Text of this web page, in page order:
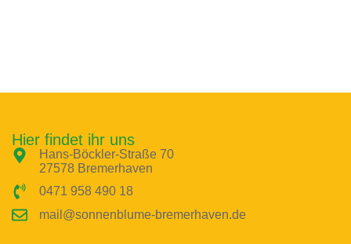
Hier findet ihr uns
Hans-Böckler-Straße 70
27578 Bremerhaven
0471 958 490 18
mail@sonnenblume-bremerhaven.de